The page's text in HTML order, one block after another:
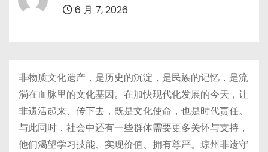
6 月 7, 2026
非物质文化遗产，是历史的沉淀，是民族的记忆，是流
淌在血脉里的文化基因。在加快现代化发展的今天，让
非遗活起来、传下去，既是文化使命，也是时代责任。
与此同时，社会中还有一些群体需要更多关怀与支持，
他们渴望学习技能、实现价值、拥有尊严。琼州非遗守